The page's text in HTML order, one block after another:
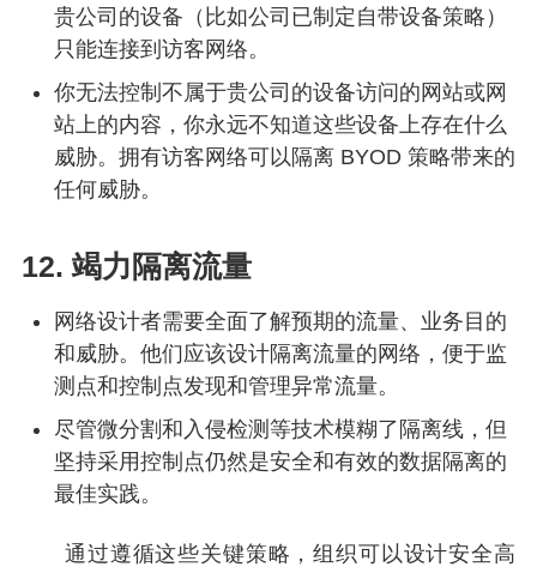
贵公司的设备（比如公司已制定自带设备策略）
只能连接到访客网络。
你无法控制不属于贵公司的设备访问的网站或网
站上的内容，你永远不知道这些设备上存在什么
威胁。拥有访客网络可以隔离 BYOD 策略带来的
任何威胁。
12. 竭力隔离流量
网络设计者需要全面了解预期的流量、业务目的
和威胁。他们应该设计隔离流量的网络，便于监
测点和控制点发现和管理异常流量。
尽管微分割和入侵检测等技术模糊了隔离线，但
坚持采用控制点仍然是安全和有效的数据隔离的
最佳实践。
通过遵循这些关键策略，组织可以设计安全高